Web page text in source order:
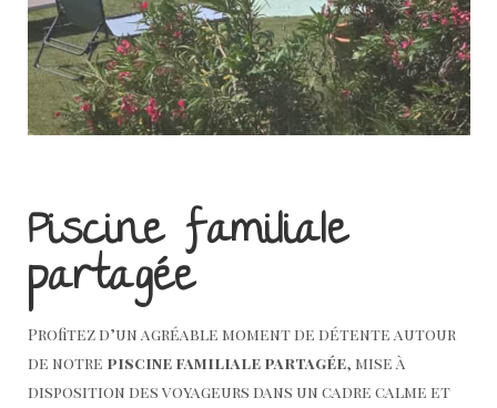
Piscine familiale
partagée
Profitez d’un agréable moment de détente autour
de notre piscine familiale partagée, mise à
disposition des voyageurs dans un cadre calme et